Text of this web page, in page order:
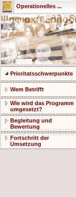
Operationelles ...
Prioritatsschwerpunkte
Wem Betrifft
Wie wird das Programm
umgesetzt?
Begleitung und
Bewertung
Fortschritt der
Umsetzung